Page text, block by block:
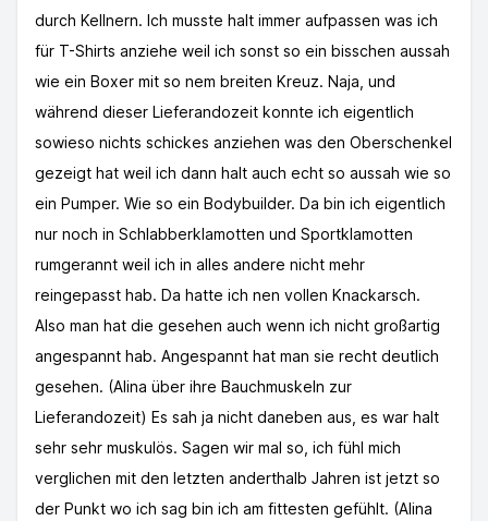
durch Kellnern. Ich musste halt immer aufpassen was ich
für T-Shirts anziehe weil ich sonst so ein bisschen aussah
wie ein Boxer mit so nem breiten Kreuz. Naja, und
während dieser Lieferandozeit konnte ich eigentlich
sowieso nichts schickes anziehen was den Oberschenkel
gezeigt hat weil ich dann halt auch echt so aussah wie so
ein Pumper. Wie so ein Bodybuilder. Da bin ich eigentlich
nur noch in Schlabberklamotten und Sportklamotten
rumgerannt weil ich in alles andere nicht mehr
reingepasst hab. Da hatte ich nen vollen Knackarsch.
Also man hat die gesehen auch wenn ich nicht großartig
angespannt hab. Angespannt hat man sie recht deutlich
gesehen. (Alina über ihre Bauchmuskeln zur
Lieferandozeit) Es sah ja nicht daneben aus, es war halt
sehr sehr muskulös. Sagen wir mal so, ich fühl mich
verglichen mit den letzten anderthalb Jahren ist jetzt so
der Punkt wo ich sag bin ich am fittesten gefühlt. (Alina